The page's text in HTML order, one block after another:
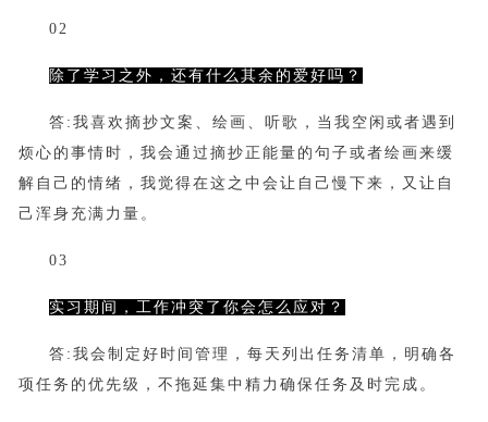
02
除了学习之外，还有什么其余的爱好吗？
答: 我喜欢摘抄文案、绘画、听歌，当我空闲或者遇到
烦心的事情时，我会通过摘抄正能量的句子或者绘画来缓
解自己的情绪，我觉得在这之中会让自己慢下来，又让自
己浑身充满力量。
03
实习期间，工作冲突了你会怎么应对？
答: 我会制定好时间管理，每天列出任务清单，明确各
项任务的优先级，不拖延集中精力确保任务及时完成。